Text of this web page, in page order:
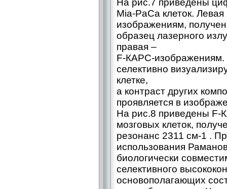
На рис.7 приведены
Mia-PaCa клеток. Левая
изображениям,
образец лазерного
правая –
F-КАРС-изображениям.
селективно
клетке,
а контраст других
проявляется в
На рис.8 приведены F-
мозговых клеток,
резонанс 2311 см-1 .
использования
биологически
селективного
основополагающих